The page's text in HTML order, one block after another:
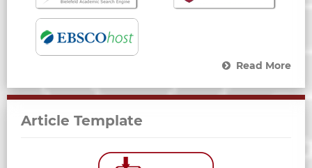
Read More
Article Template